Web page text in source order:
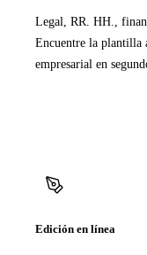
Legal, RR. HH.,
Encuentre la plantilla
empresarial en
Edición en línea